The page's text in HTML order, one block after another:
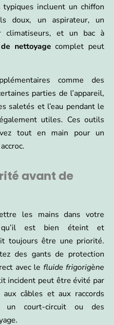
incluent un chiffon
doux, un aspirateur, un
climatiseurs, et un bac à
nettoyage complet peut
comme des
parties de l’appareil,
saletés et l’eau pendant le
utiles. Ces outils
tout en main pour un
avant de
les mains dans votre
qu’il est bien éteint et
toujours être une priorité.
des gants de protection
avec le fluide frigorigène
incident peut être évité par
câbles et aux raccords
un court-circuit ou des